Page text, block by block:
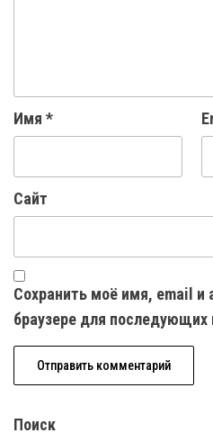
Имя *
Сайт
Сохранить моё имя, email и
браузере для
Поиск